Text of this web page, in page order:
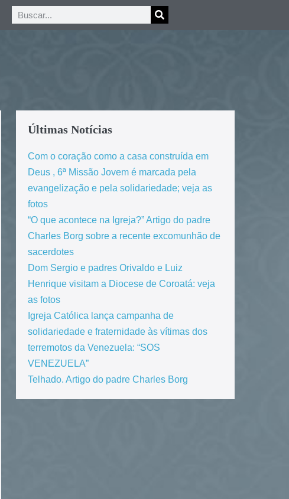
Últimas Notícias
Com o coração como a casa construída em
Deus , 6ª Missão Jovem é marcada pela
evangelização e pela solidariedade; veja as
fotos
“O que acontece na Igreja?” Artigo do padre
Charles Borg sobre a recente excomunhão de
sacerdotes
Dom Sergio e padres Orivaldo e Luiz
Henrique visitam a Diocese de Coroatá: veja
as fotos
Igreja Católica lança campanha de
solidariedade e fraternidade às vítimas dos
terremotos da Venezuela: “SOS
VENEZUELA”
Telhado. Artigo do padre Charles Borg